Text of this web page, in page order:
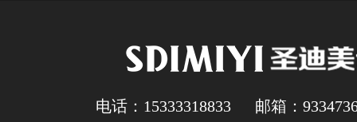
电话：15333318833 邮箱：